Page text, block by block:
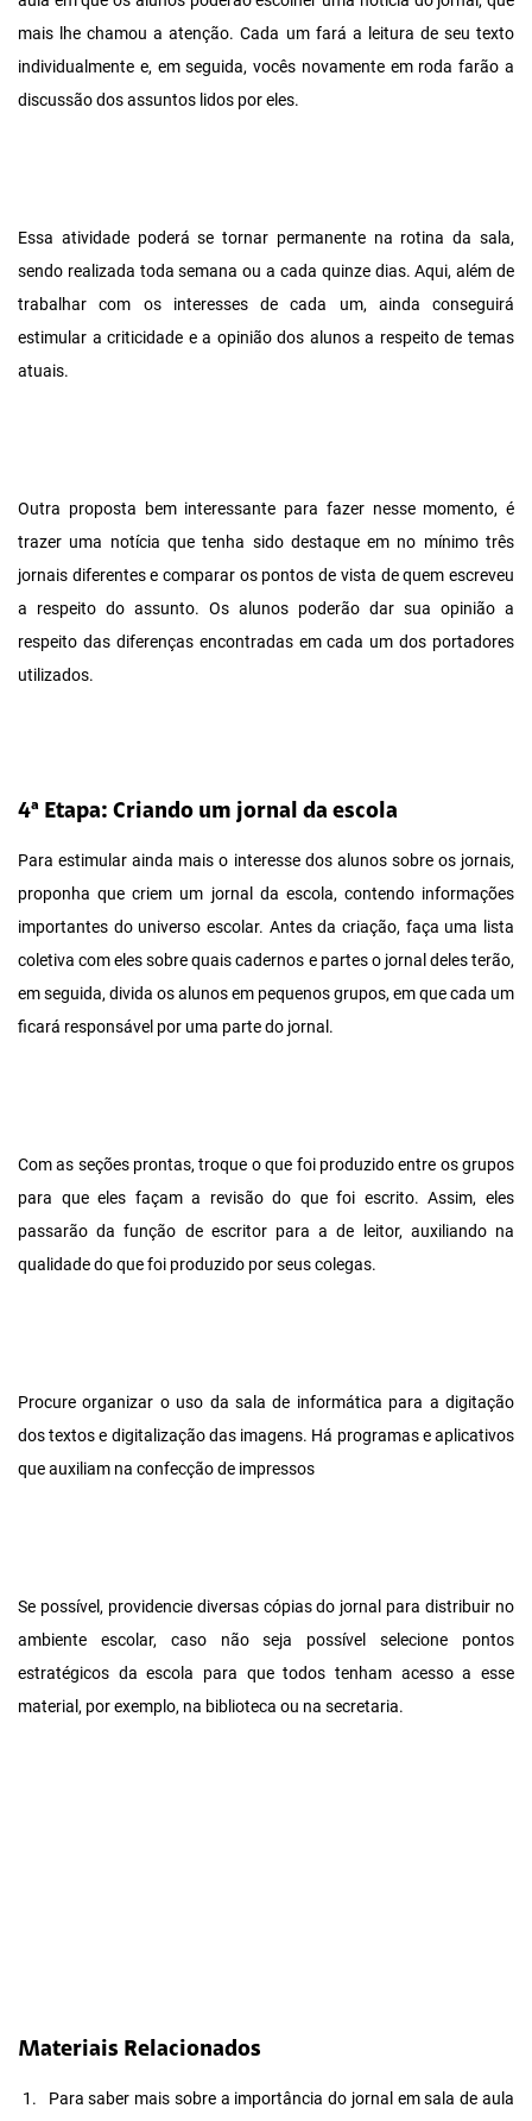
mais lhe chamou a atenção. Cada um fará a leitura de seu texto
individualmente e, em seguida, vocês novamente em roda farão a
discussão dos assuntos lidos por eles.
Essa atividade poderá se tornar permanente na rotina da sala,
sendo realizada toda semana ou a cada quinze dias. Aqui, além de
trabalhar com os interesses de cada um, ainda conseguirá
estimular a criticidade e a opinião dos alunos a respeito de temas
atuais.
Outra proposta bem interessante para fazer nesse momento, é
trazer uma notícia que tenha sido destaque em no mínimo três
jornais diferentes e comparar os pontos de vista de quem escreveu
a respeito do assunto. Os alunos poderão dar sua opinião a
respeito das diferenças encontradas em cada um dos portadores
utilizados.
4ª Etapa: Criando um jornal da escola
Para estimular ainda mais o interesse dos alunos sobre os jornais,
proponha que criem um jornal da escola, contendo informações
importantes do universo escolar. Antes da criação, faça uma lista
coletiva com eles sobre quais cadernos e partes o jornal deles terão,
em seguida, divida os alunos em pequenos grupos, em que cada um
ficará responsável por uma parte do jornal.
Com as seções prontas, troque o que foi produzido entre os grupos
para que eles façam a revisão do que foi escrito. Assim, eles
passarão da função de escritor para a de leitor, auxiliando na
qualidade do que foi produzido por seus colegas.
Procure organizar o uso da sala de informática para a digitação
dos textos e digitalização das imagens. Há programas e aplicativos
que auxiliam na confecção de impressos
Se possível, providencie diversas cópias do jornal para distribuir no
ambiente escolar, caso não seja possível selecione pontos
estratégicos da escola para que todos tenham acesso a esse
material, por exemplo, na biblioteca ou na secretaria.
Materiais Relacionados
1.
Para saber mais sobre a importância do jornal em sala de aula